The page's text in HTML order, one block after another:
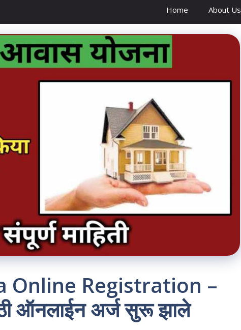
Home About Us
Online Registration –
ऑनलाईन अर्ज सुरू झाले